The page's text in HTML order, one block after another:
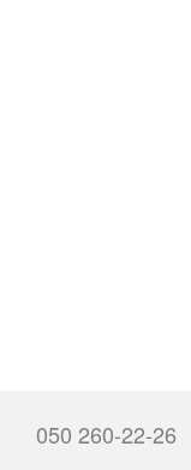
050 260-22-26